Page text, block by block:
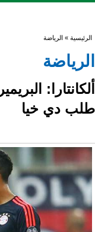
أنت هنا
الرئيسية » الرياضة
الرياضة
ألكانتارا:
طلب دي خيا